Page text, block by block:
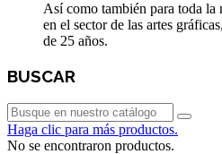
Así como también para toda
en el sector de las artes
de 25 años.
BUSCAR
Haga clic para más productos.
No se encontraron productos.